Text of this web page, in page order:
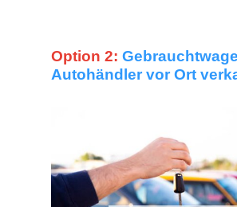
Option 2:
Autohändler vor Ort